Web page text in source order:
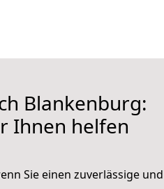
Blankenburg:
Ihnen helfen
Sie einen zuverlässige und